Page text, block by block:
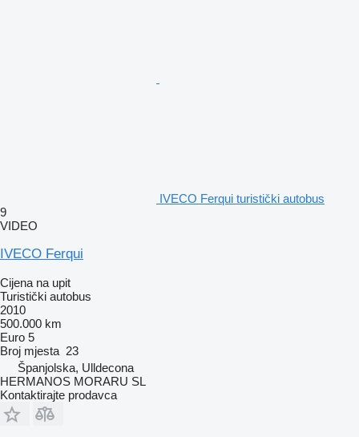
IVECO Ferqui turistički autobus
9
VIDEO
IVECO Ferqui
Cijena na upit
Turistički autobus
2010
500.000 km
Euro 5
Broj mjesta 23
Španjolska, Ulldecona
HERMANOS MORARU SL
Kontaktirajte prodavca